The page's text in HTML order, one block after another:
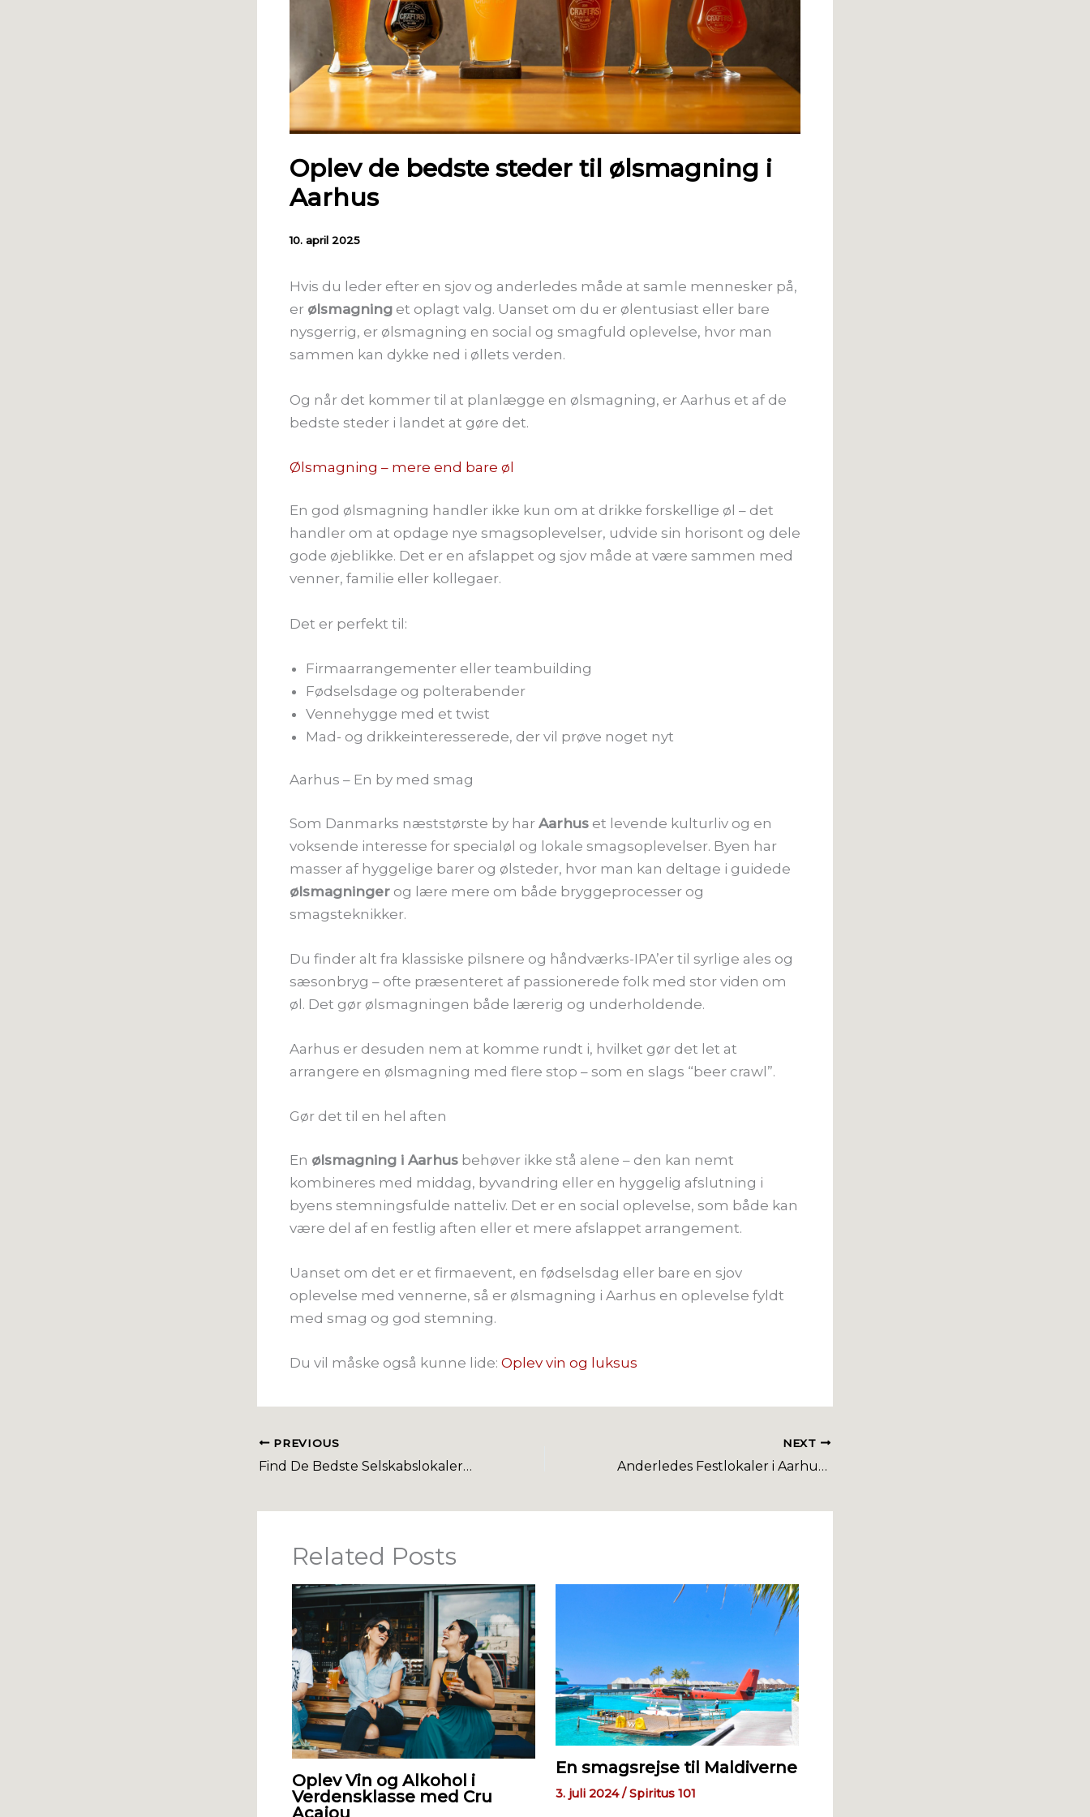
Oplev de bedste steder til ølsmagning i
Aarhus
10. april 2025
Hvis du leder efter en sjov og anderledes måde at samle mennesker på,
er ølsmagning et oplagt valg. Uanset om du er ølentusiast eller bare
nysgerrig, er ølsmagning en social og smagfuld oplevelse, hvor man
sammen kan dykke ned i øllets verden.
Og når det kommer til at planlægge en ølsmagning, er Aarhus et af de
bedste steder i landet at gøre det.
Ølsmagning – mere end bare øl
En god ølsmagning handler ikke kun om at drikke forskellige øl – det
handler om at opdage nye smagsoplevelser, udvide sin horisont og dele
gode øjeblikke. Det er en afslappet og sjov måde at være sammen med
venner, familie eller kollegaer.
Det er perfekt til:
Firmaarrangementer eller teambuilding
Fødselsdage og polterabender
Vennehygge med et twist
Mad- og drikkeinteresserede, der vil prøve noget nyt
Aarhus – En by med smag
Som Danmarks næststørste by har Aarhus et levende kulturliv og en
voksende interesse for specialøl og lokale smagsoplevelser. Byen har
masser af hyggelige barer og ølsteder, hvor man kan deltage i guidede
ølsmagninger og lære mere om både bryggeprocesser og
smagsteknikker.
Du finder alt fra klassiske pilsnere og håndværks-IPA’er til syrlige ales og
sæsonbryg – ofte præsenteret af passionerede folk med stor viden om
øl. Det gør ølsmagningen både lærerig og underholdende.
Aarhus er desuden nem at komme rundt i, hvilket gør det let at
arrangere en ølsmagning med flere stop – som en slags “beer crawl”.
Gør det til en hel aften
En ølsmagning i Aarhus behøver ikke stå alene – den kan nemt
kombineres med middag, byvandring eller en hyggelig afslutning i
byens stemningsfulde natteliv. Det er en social oplevelse, som både kan
være del af en festlig aften eller et mere afslappet arrangement.
Uanset om det er et firmaevent, en fødselsdag eller bare en sjov
oplevelse med vennerne, så er ølsmagning i Aarhus en oplevelse fyldt
med smag og god stemning.
Du vil måske også kunne lide: Oplev vin og luksus
PREVIOUS
Find De Bedste Selskabslokaler I Aarhus Til Din Særlige Begivenhed
NEXT
Anderledes Festlokaler i Aarhus: Find Det Perfekte Sted til Din Begivenhed
Related Posts
Oplev Vin og Alkohol i
Verdensklasse med Cru
Acajou
En smagsrejse til Maldiverne
3. juli 2024/Spiritus 101